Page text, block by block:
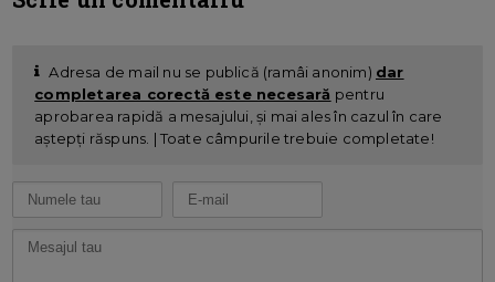
Adresa de mail nu se publică (ramâi anonim) dar
completarea corectă este necesară pentru
aprobarea rapidă a mesajului, și mai ales în cazul în care
aștepți răspuns. | Toate câmpurile trebuie completate!